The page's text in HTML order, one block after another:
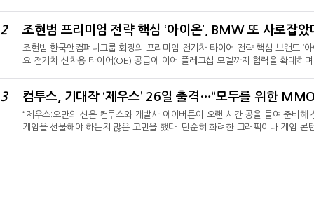
사업 구조를 경영권 보전을 위해 고려아연의 이익을 희생한 미국 정부 등과의 '
2 조현범 프리미엄 전략 핵심 ‘아이온’, BMW 또 사로잡았
조현범 한국앤컴퍼니그룹 회장의 프리미엄 전기차 타이어 전략 핵심 브랜드 ‘
요 전기차 신차용 타이어(OE) 공급에 이어 플레그십 모델까지 협력을 확대하
다.BMW 7시리즈는 브랜드 최상위 플래그십 세단으로 최신 디자인과 주행·디
3 컴투스, 기대작 ‘제우스’ 26일 출격…“모두를 위한
“제우스:오만의 신은 컴투스와 개발사 에이버튼이 오랜 시간 공을 들여 준비
게임을 선물해야 하는지 많은 고민을 했다. 단순히 화려한 그래픽이나 게임